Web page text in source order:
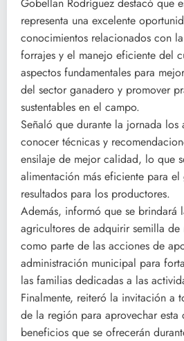
representa una excelente
conocimientos relacionados con
forrajes y el manejo eficiente del
aspectos fundamentales para
del sector ganadero y promover
sustentables en el campo.
Señaló que durante la jornada los
conocer técnicas y
ensilaje de mejor calidad, lo que
alimentación más eficiente para
resultados para los productores.
Además, informó que se brindará
agricultores de adquirir semilla
como parte de las acciones de
administración municipal para
las familias dedicadas a las
Finalmente, reiteró la invitación a
de la región para aprovechar
beneficios que se ofrecerán